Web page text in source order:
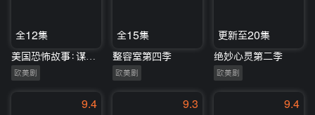
全12集
美国恐怖故事：谋杀屋第一季
欧美剧
全15集
整容室第四季
欧美剧
更新至20集
绝妙心灵第二季
欧美剧
9.4 9.3 9.4